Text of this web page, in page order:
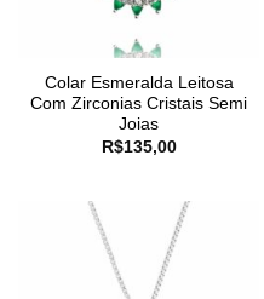
Colar Esmeralda Leitosa
Com Zirconias Cristais Semi
Joias
R$135,00